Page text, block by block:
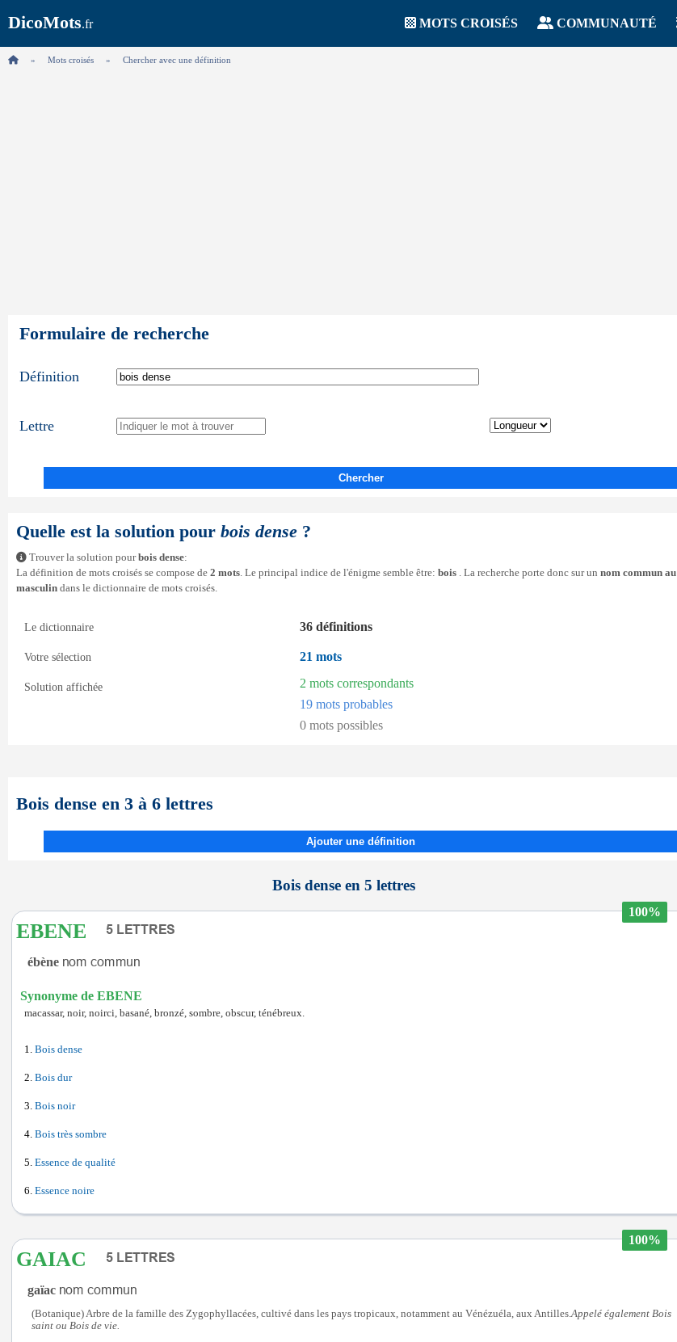
DicoMots.fr MOTS CROISÉS COMMUNAUTÉ
Mots croisés Chercher avec une définition
Formulaire de recherche
Définition
Lettre
Chercher
Quelle est la solution pour bois dense ?
Trouver la solution pourbois dense:
La définition de mots croisés se compose de 2 mots. Le principal indice de l'énigme semble être: bois . La recherche porte donc sur un nom commun au
masculin dans le dictionnaire de mots croisés.
Le dictionnaire 36 définitions
Votre sélection 21 mots
Solution affichée
2 mots correspondants
19 mots probables
0 mots possibles
Bois dense en 3 à 6 lettres
Ajouter une définition
Bois dense en 5 lettres
100%
EBENE
ébène
Synonyme de EBENE
macassar, noir, noirci, basané, bronzé, sombre, obscur, ténébreux.
Bois dense
Bois dur
Bois noir
Bois très sombre
Essence de qualité
Essence noire
100%
GAIAC
gaïac
(Botanique) Arbre de la famille des Zygophyllacées, cultivé dans les pays tropicaux, notamment au Vénézuéla, aux Antilles. Appelé également Bois
saint ou Bois de vie.